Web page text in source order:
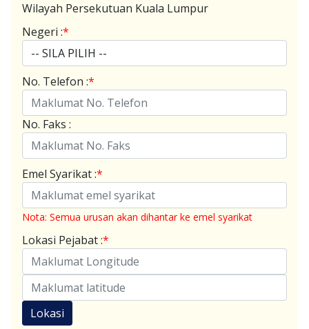
Wilayah Persekutuan Kuala Lumpur
Negeri :*
No. Telefon :*
No. Faks :
Emel Syarikat :*
Nota: Semua urusan akan dihantar ke emel syarikat
Lokasi Pejabat :*
Lokasi